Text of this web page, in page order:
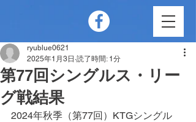
第77回シングルス・リー
グ戦結果
ryublue0621
2025年1月3日 読了時間: 1分
2024年秋季（第77回）KTGシングル